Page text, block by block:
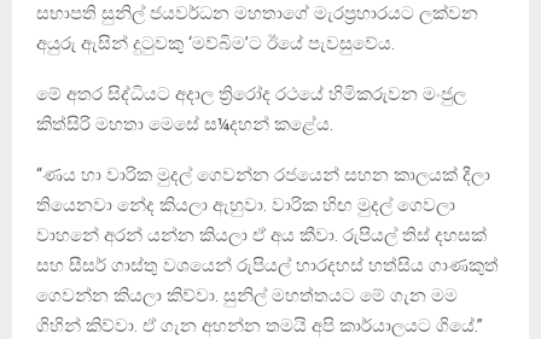
සභාපති සුනිල් ජයවර්ධන මහතාගේ මැරප්‍රහාරයට ලක්වන
අයුරු ඇසින් දුටුවකු ‘මව්බිම’ට ඊයේ පැවසුවේය.
මේ අතර සිද්ධියට අදාල ත්‍රිරෝද රථයේ හිමිකරුවන මංජුල
කිත්සිරි මහතා මෙසේ ස¼දහන් කළේය.
“ණය හා වාරික මුදල් ගෙවන්න රජයෙන් සහන කාලයක් දීලා
තියෙනවා නේද කියලා ඇහුවා. වාරික හිඟ මුදල් ගෙවලා
වාහනේ අරන් යන්න කියලා ඒ අය කීවා. රුපියල් තිස් දහසක්
සහ සීසර් ගාස්තු වශයෙන් රුපියල් හාරදහස් හත්සිය ගාණකුත්
ගෙවන්න කියලා කිව්වා. සුනිල් මහත්තයට මේ ගැන මම
ගිහින් කිව්වා. ඒ ගැන අහන්න තමයි අපි කාර්යාලයට ගියේ.”